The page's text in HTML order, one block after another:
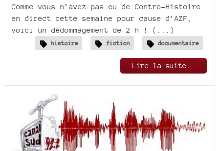
Comme vous n’avez pas eu de Contre-Histoire
en direct cette semaine pour cause d’AZF,
voici un dédommagement de 2 h ! (...)
histoire fiction documentaire
Lire la suite..